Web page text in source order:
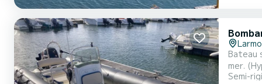
Bateau
mer. (Hyper
ski - sondeur /
Semi-